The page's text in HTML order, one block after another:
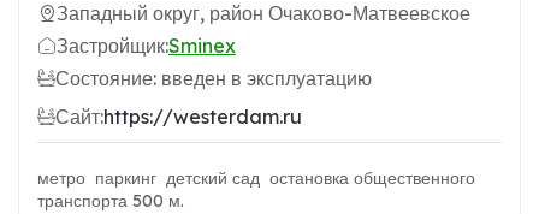
Западный округ, район Очаково-Матвеевское
Застройщик:Sminex
Состояние: введен в эксплуатацию
Сайт:https://westerdam.ru
метро паркинг детский сад остановка общественного
транспорта 500 м.